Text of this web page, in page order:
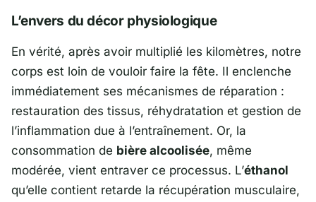
L’envers du décor physiologique
En vérité, après avoir multiplié les kilomètres, notre
corps est loin de vouloir faire la fête. Il enclenche
immédiatement ses mécanismes de réparation :
restauration des tissus, réhydratation et gestion de
l’inflammation due à l’entraînement. Or, la
consommation de bière alcoolisée, même
modérée, vient entraver ce processus. L’éthanol
qu’elle contient retarde la récupération musculaire,